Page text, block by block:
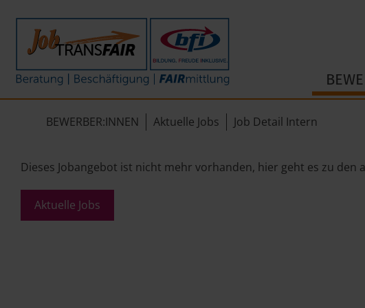
BEWERBER:INNEN Aktuelle Jobs Job Detail Intern
Dieses Jobangebot ist nicht mehr vorhanden, hier geht es zu den
Aktuelle Jobs
Mein Weg zum Job
Beratung
Beschäftigung
FAIRmittlung
ÜBER UNS
Leitbild
KI-Manifest
Ergebnisse
Geschichte
Interner Bereich
JT-Portal
JobImpuls
Zeiterfassung